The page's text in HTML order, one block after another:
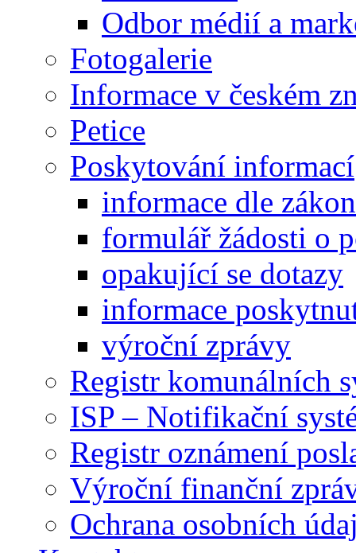
Odbor médií a
Fotogalerie
Informace v českém
Petice
Poskytování informací
informace dle
formulář žádosti o
opakující se dotazy
informace
výroční zprávy
Registr komunálních
ISP – Notifikační
Registr oznámení
Výroční finanční
Ochrana osobních